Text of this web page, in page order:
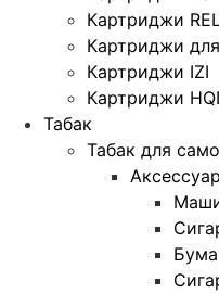
Картриджи
Картриджи
Картриджи IZI
Картриджи
Табак
Табак для